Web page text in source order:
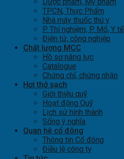
TPCN, Thực Phẩm
Nhà máy thuốc thú y
P. Thí nghiệm, P. Mổ, Y tế
Điện tử, công nghiệp
Chất lượng MCC
Hồ sơ năng lực
Catalogue
Chứng chỉ, chứng nhận
Hơi thở sạch
Giới thiệu quỹ
Hoạt động Quỹ
Lịch sử hình thành
Sống ý nghĩa
Quan hệ cổ đông
Thông tin Cổ đông
Điều lệ công ty